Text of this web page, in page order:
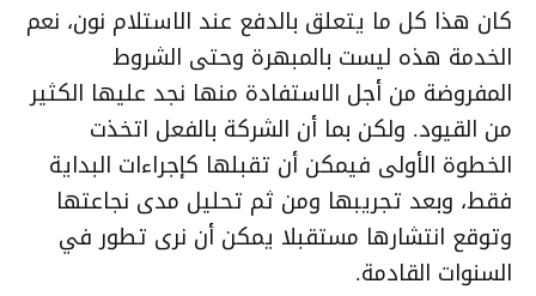
كان هذا كل ما يتعلق بالدفع عند الاستلام نون، نعم
الخدمة هذه ليست بالمبهرة وحتى الشروط
المفروضة من أجل الاستفادة منها نجد عليها الكثير
من القيود. ولكن بما أن الشركة بالفعل اتخذت
الخطوة الأولى فيمكن أن تقبلها كإجراءات البداية
فقط، وبعد تجريبها ومن ثم تحليل مدى نجاعتها
وتوقع انتشارها مستقبلا يمكن أن نرى تطور في
السنوات القادمة.